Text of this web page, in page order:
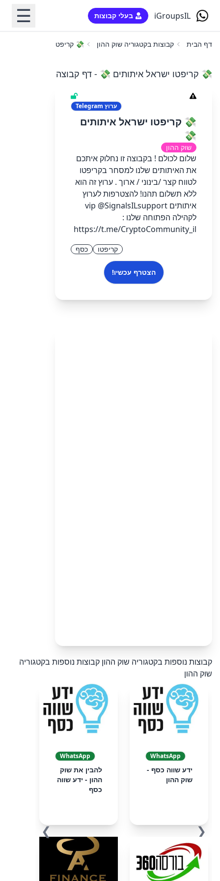
iGroupsIL בעלי קבוצות ☰
דף הבית קבוצות בקטגוריה שוק ההון 💸 קריפטו ישראל איתותים
💸 קריפטו ישראל איתותים 💸 - דף קבוצה
ערוץ
💸 קריפטו ישראל איתותים
💸
שוק ההון
שלום לכולם ! בקבוצה זו נחלוק איתכם
את האיתותים שלנו למסחר בקריפטו
לטווח קצר /בינוני / ארוך . ערוץ זה הוא
ללא תשלום תהנו! להצטרפות לערוץ
איתותים vip @SignalsILsupport
לקהילה הפתוחה שלנו :
https://t.me/CryptoCommunity_il
קריפטו כסף
הצטרף עכשיו!
קבוצות נוספות בקטגוריה שוק ההון קבוצות נוספות בקטגוריה
שוק ההון
❮
WhatsApp
ידע שווה כסף -
שוק ההון
WhatsApp
להבין את שוק
ההון - ידע שווה
כסף
❯